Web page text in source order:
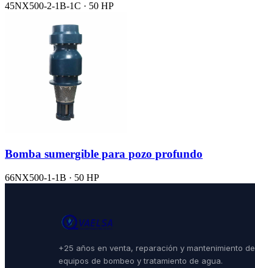
45NX500-2-1B-1C · 50 HP
Bomba sumergible para pozo profundo
66NX500-1-1B · 50 HP
+25 años en venta, reparación y mantenimiento de
equipos de bombeo y tratamiento de agua.